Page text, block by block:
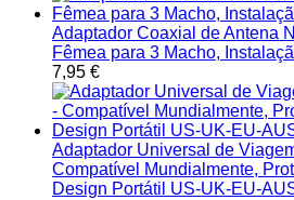
Adaptador Coaxial de Antena
Fêmea para 3 Macho,
7,95 €
Adaptador Universal de
Compatível Mundialmente,
Design Portátil US-UK-EU-